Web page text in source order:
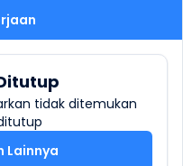
tidak ditemukan
Lainnya